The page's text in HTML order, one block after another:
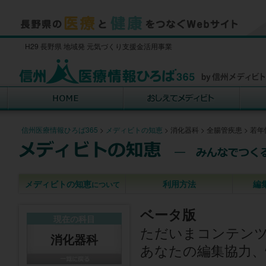
H29 長野県 地域発 元気づくり支援金活用事業
信州医療情報ひろば365 > メディビトの知恵 > 消化器科 > 全腸管疾患 > 若
メディビトの知恵について 利用方法 編
ベータ版
ただいまコンテン
あなたの編集協力
消化器科